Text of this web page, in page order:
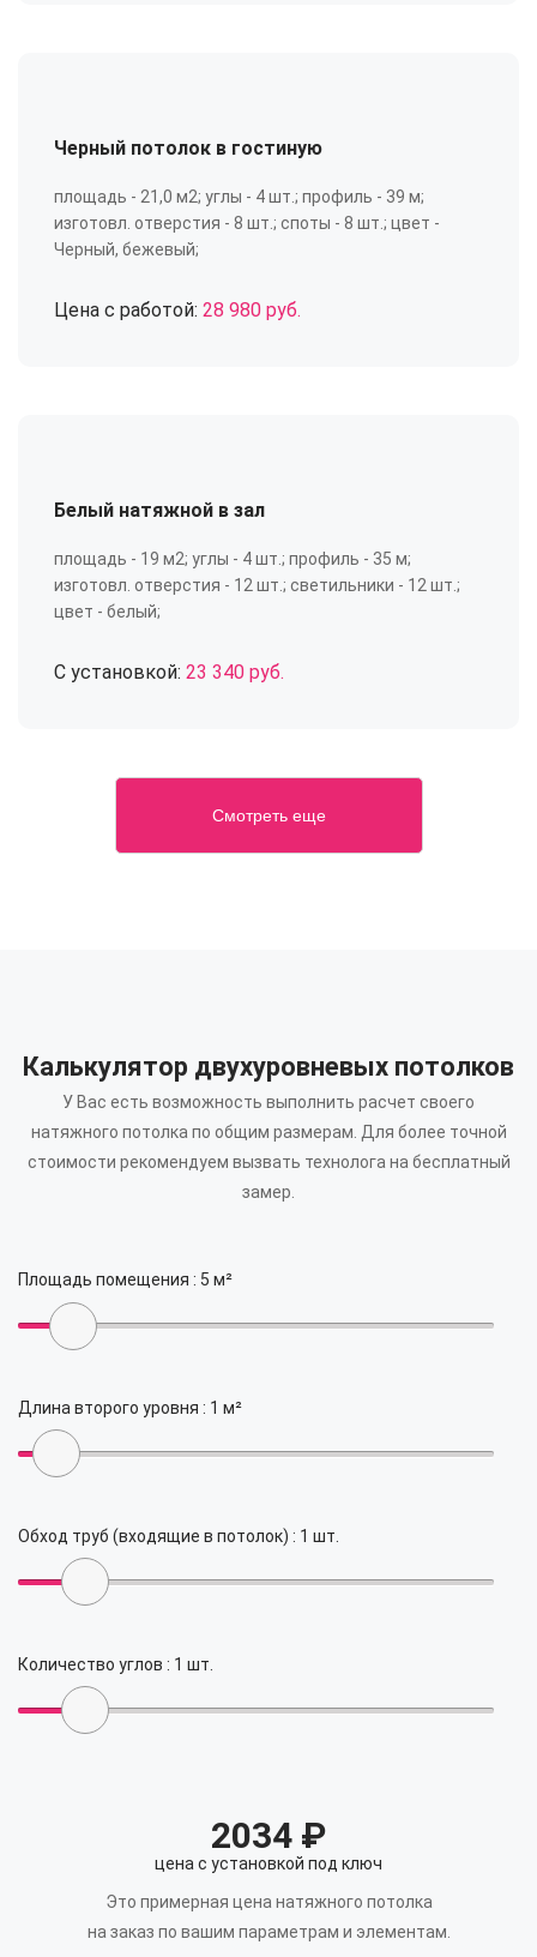
Черный потолок в гостиную
площадь - 21,0 м2; углы - 4 шт.; профиль - 39 м;
изготовл. отверстия - 8 шт.; споты - 8 шт.; цвет -
Черный, бежевый;
Цена с работой: 28 980 руб.
Белый натяжной в зал
площадь - 19 м2; углы - 4 шт.; профиль - 35 м;
изготовл. отверстия - 12 шт.; светильники - 12 шт.;
цвет - белый;
С установкой: 23 340 руб.
Смотреть еще
Калькулятор двухуровневых потолков
У Вас есть возможность выполнить расчет своего
натяжного потолка по общим размерам. Для более точной
стоимости рекомендуем вызвать технолога на бесплатный
замер.
Площадь помещения : 5 м²
Длина второго уровня : 1 м²
Обход труб (входящие в потолок) : 1 шт.
Количество углов : 1 шт.
2034 ₽
цена с установкой под ключ
Это примерная цена натяжного потолка
на заказ по вашим параметрам и элементам.